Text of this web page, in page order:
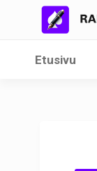
Etusivu